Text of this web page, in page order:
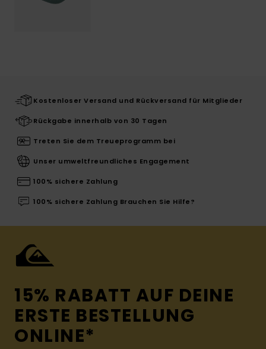
Kostenloser Versand und Rückversand für Mitglieder
Rückgabe innerhalb von 30 Tagen
Treten Sie dem Treueprogramm bei
Unser umweltfreundliches Engagement
100% sichere Zahlung
100% sichere Zahlung Brauchen Sie Hilfe?
15% RABATT AUF DEINE
ERSTE BESTELLUNG
ONLINE*